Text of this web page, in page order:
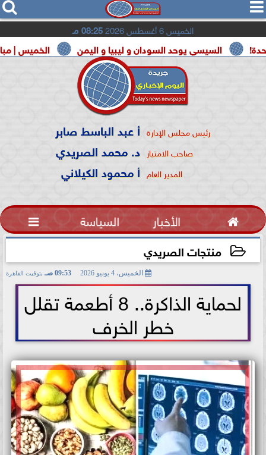
  
الخميس 6 أغسطس 2026 08:25 مـ
الخميس | مباريات اليوم يوحد السودان و ليبيا و اليمن
رئيس مجلس الإدارة أ عبد الباسط صابر
صاحب الامتياز د. محمد الصريدي
المدير العام أ محمود الكيلاني
 الأخبار السياسة 
منتجات الصريدي
الخميس، 4 يونيو 2026 09:53 صـ بتوقيت القاهرة
لحماية الذاكرة.. 8 أطعمة تقلل
خطر الخرف